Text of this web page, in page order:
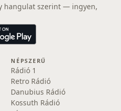
hangulat szerint — ingyen,
NÉPSZERŰ
Rádió 1
Retro Rádió
Danubius Rádió
Kossuth Rádió